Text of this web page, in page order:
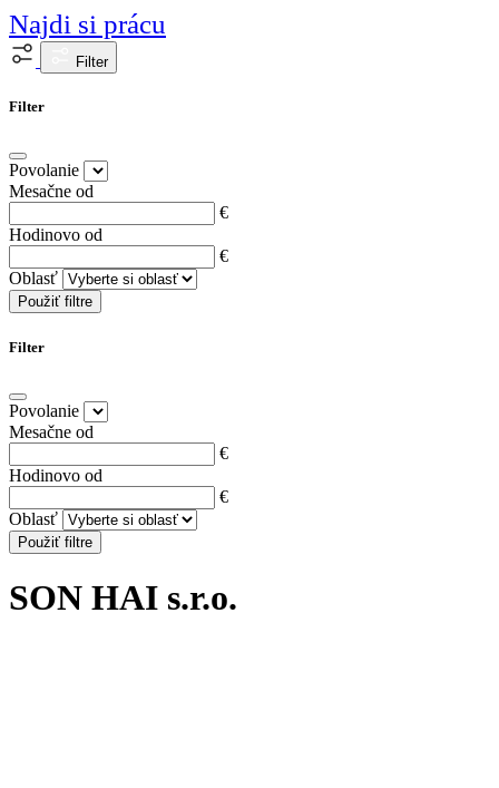
Najdi si prácu
Filter
Filter
Povolanie
Mesačne od
€
Hodinovo od
€
Oblasť
Použiť filtre
Filter
Povolanie
Mesačne od
€
Hodinovo od
€
Oblasť
Použiť filtre
SON HAI s.r.o.